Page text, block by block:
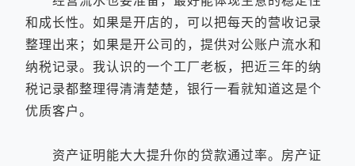
和成长性。如果是开店的，可以把每天的营收记录
整理出来；如果是开公司的，提供对公账户流水和
纳税记录。我认识的一个工厂老板，把近三年的纳
税记录都整理得清清楚楚，银行一看就知道这是个
优质客户。
资产证明能大大提升你的贷款通过率。房产证